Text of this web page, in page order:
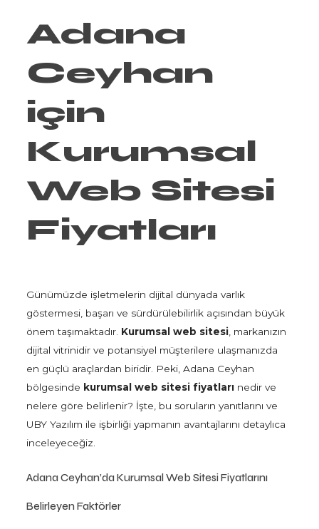
Adana
Ceyhan
için
Kurumsal
Web Sitesi
Fiyatları
Günümüzde işletmelerin dijital dünyada varlık
göstermesi, başarı ve sürdürülebilirlik açısından büyük
önem taşımaktadır. Kurumsal web sitesi , markanızın
dijital vitrinidir ve potansiyel müşterilere ulaşmanızda
en güçlü araçlardan biridir. Peki, Adana Ceyhan
bölgesinde kurumsal web sitesi fiyatları nedir ve
nelere göre belirlenir? İşte, bu soruların yanıtlarını ve
UBY Yazılım ile işbirliği yapmanın avantajlarını detaylıca
inceleyeceğiz.
Adana Ceyhan’da Kurumsal Web Sitesi Fiyatlarını
Belirleyen Faktörler